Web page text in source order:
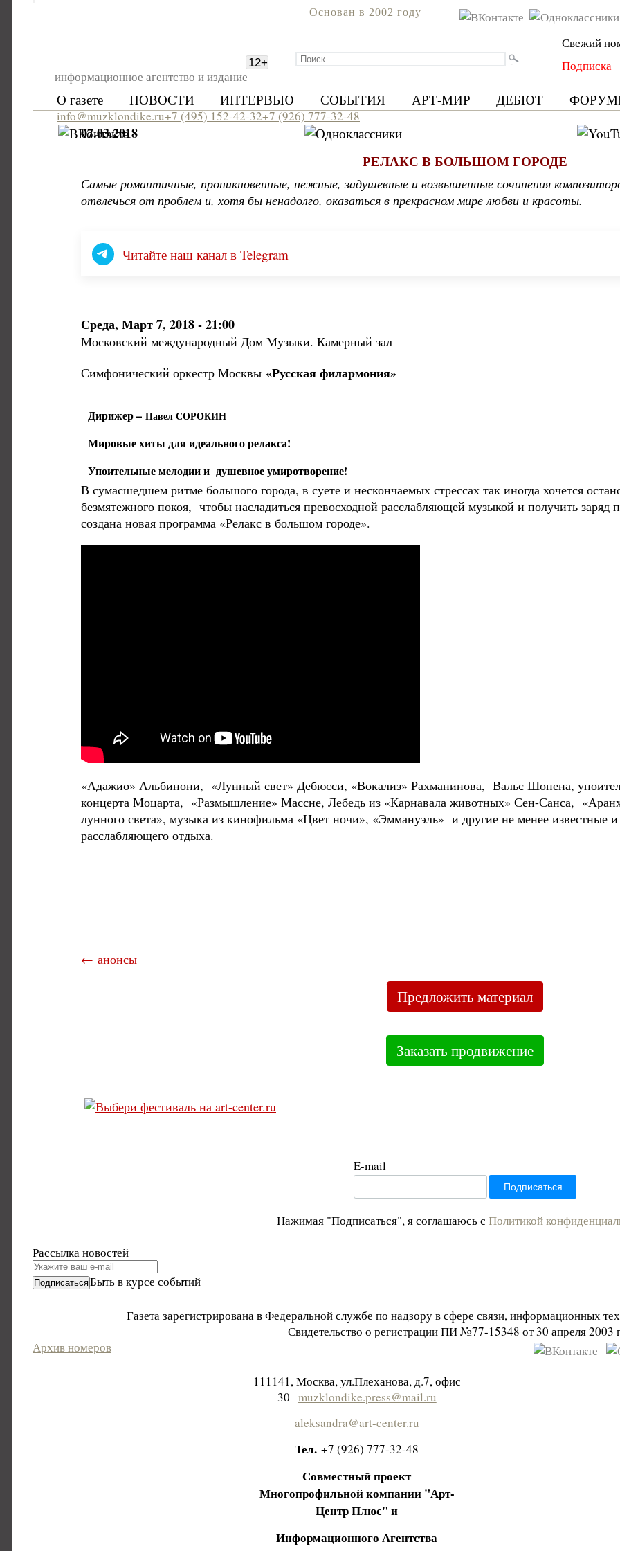
информационное агентство и издание
12+
Основан в 2002 году
Свежий
Подписка
О газете НОВОСТИ ИНТЕРВЬЮ СОБЫТИЯ АРТ-МИР ДЕБЮТ
info@muzklondike.ru+7 (495) 152-42-32+7 (926) 777-32-48
07.03.2018
РЕЛАКС В БОЛЬШОМ ГОРОДЕ
Самые романтичные, проникновенные, нежные, задушевные и возвышенные сочинения
отвлечься от проблем и, хотя бы ненадолго, оказаться в прекрасном мире любви и красоты.
Читайте наш канал в Telegram
Среда, Март 7, 2018 - 21:00
Московский международный Дом Музыки. Камерный зал
Симфонический оркестр Москвы «Русская филармония»
Дирижер – Павел СОРОКИН
Мировые хиты для идеального релакса!
Упоительные мелодии и душевное умиротворение!
В сумасшедшем ритме большого города, в суете и нескончаемых стрессах так иногда хочется
безмятежного покоя, чтобы насладиться превосходной расслабляющей музыкой и получить заряд
создана новая программа «Релакс в большом городе».
«Адажио» Альбинони, «Лунный свет» Дебюсси, «Вокализ» Рахманинова, Вальс Шопена,
концерта Моцарта, «Размышление» Массне, Лебедь из «Карнавала животных» Сен-Санса,
лунного света», музыка из кинофильма «Цвет ночи», «Эммануэль» и другие не менее известные
расслабляющего отдыха.
← анонсы
Предложить материал
Заказать продвижение
E-mail
Нажимая "Подписаться", я соглашаюсь с Политикой
Рассылка новостей
Быть в курсе событий
Газета зарегистрирована в Федеральной службе по надзору в сфере связи, информационных
Свидетельство о регистрации ПИ №77-15348 от 30 апреля 2003
Архив номеров
111141, Москва, ул.Плеханова, д.7, офис
30 muzklondike.press@mail.ru
aleksandra@art-center.ru
Тел.+7 (926) 777-32-48
Совместный проект
Многопрофильной компании "Арт-
Центр Плюс" и
Информационного Агентства